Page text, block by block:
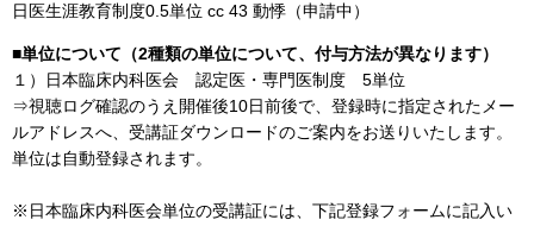
日医生涯教育制度0.5単位 cc 43 動悸（申請中）
■単位について（2種類の単位について、付与方法が異なります）
１）日本臨床内科医会 認定医・専門医制度 5単位
⇒視聴ログ確認のうえ開催後10日前後で、登録時に指定されたメー
ルアドレスへ、受講証ダウンロードのご案内をお送りいたします。
単位は自動登録されます。
※日本臨床内科医会単位の受講証には、下記登録フォームに記入い